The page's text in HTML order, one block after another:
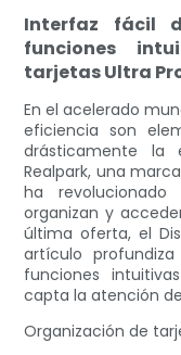
Interfaz fácil
funciones
tarjetas Ultra
En el acelerado
eficiencia son
drásticamente la
Realpark, una
ha
organizan y
última oferta, el
artículo
funciones
capta la atención
Organización de